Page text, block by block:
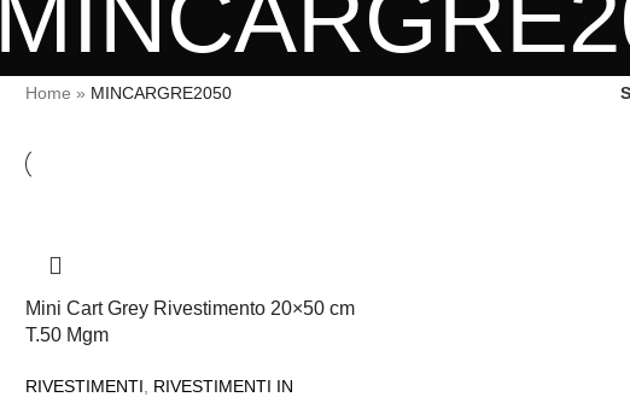
Home » MINCARGRE2050
Mini Cart Grey Rivestimento 20×50 cm
T.50 Mgm
RIVESTIMENTI
RIVESTIMENTI IN